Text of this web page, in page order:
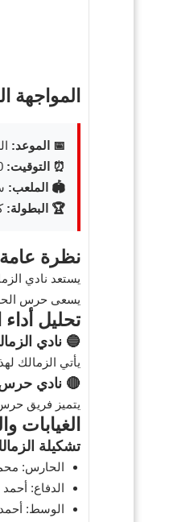
📅 الموعد:
⏰ التوقيت: 20:00 بتوقيت القاهرة
🏟️ الملعب:
🏆 البطولة:
نظرة
يستعد نادي
يسعى حرس
تحليل
🔵 نادي
يأتي الزمالك
🔴 نادي حرس
يتميز فريق حرس
الغيابات
تشكيلة
الحارس:
الدفاع:
الوسط: